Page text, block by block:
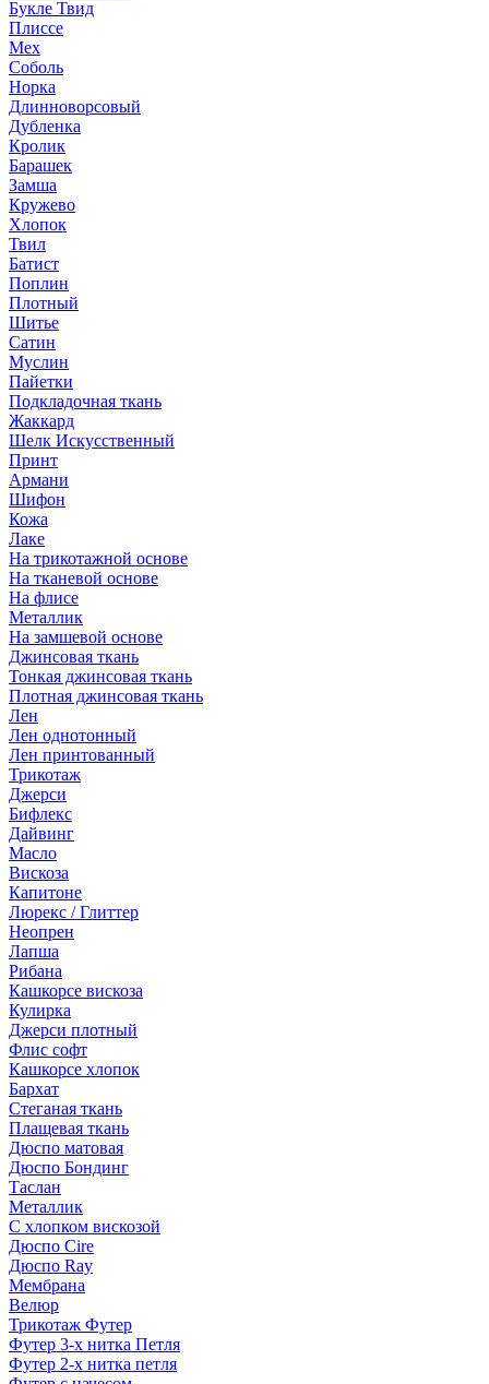
Букле Твид
Плиссе
Мех
Соболь
Норка
Длинноворсовый
Дубленка
Кролик
Барашек
Замша
Кружево
Хлопок
Твил
Батист
Поплин
Плотный
Шитье
Сатин
Муслин
Пайетки
Подкладочная ткань
Жаккард
Шелк Искусственный
Принт
Армани
Шифон
Кожа
Лаке
На трикотажной основе
На тканевой основе
На флисе
Металлик
На замшевой основе
Джинсовая ткань
Тонкая джинсовая ткань
Плотная джинсовая ткань
Лен
Лен однотонный
Лен принтованный
Трикотаж
Джерси
Бифлекс
Дайвинг
Масло
Вискоза
Капитоне
Люрекс / Глиттер
Неопрен
Лапша
Рибана
Кашкорсе вискоза
Кулирка
Джерси плотный
Флис софт
Кашкорсе хлопок
Бархат
Стеганая ткань
Плащевая ткань
Дюспо матовая
Дюспо Бондинг
Таслан
Металлик
С хлопком вискозой
Дюспо Cire
Дюспо Ray
Мембрана
Велюр
Трикотаж Футер
Футер 3-х нитка Петля
Футер 2-х нитка петля